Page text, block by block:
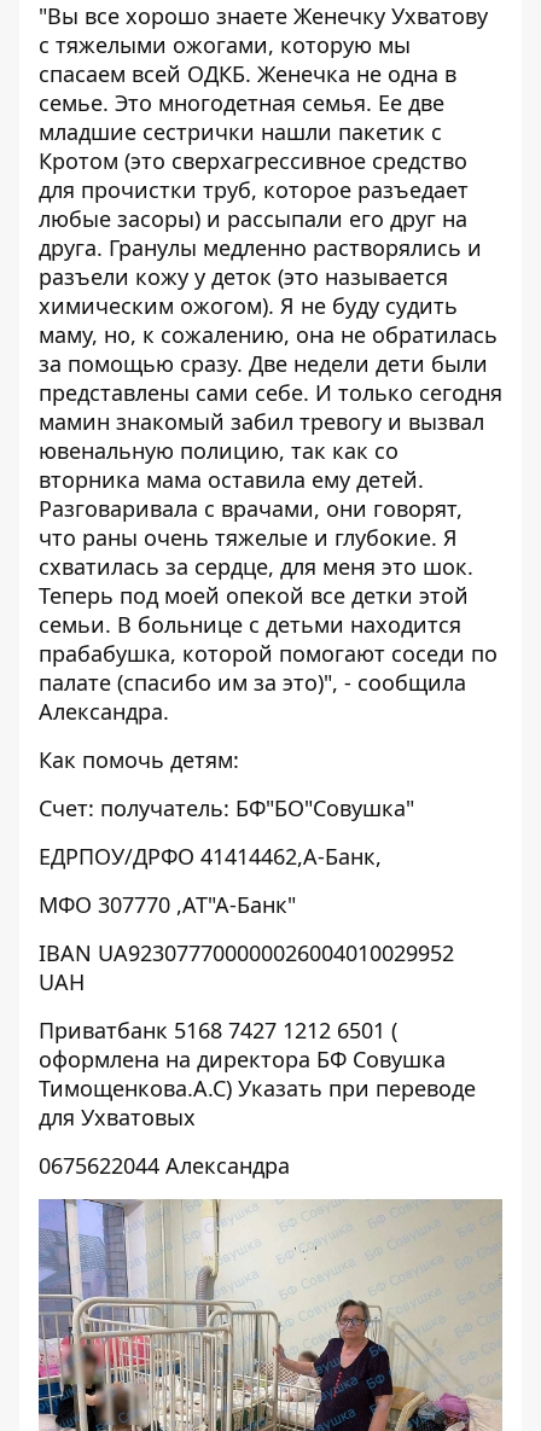
"Вы все хорошо знаете Женечку Ухватову
с тяжелыми ожогами, которую мы
спасаем всей ОДКБ. Женечка не одна в
семье. Это многодетная семья. Ее две
младшие сестрички нашли пакетик с
Кротом (это сверхагрессивное средство
для прочистки труб, которое разъедает
любые засоры) и рассыпали его друг на
друга. Гранулы медленно растворялись и
разъели кожу у деток (это называется
химическим ожогом). Я не буду судить
маму, но, к сожалению, она не обратилась
за помощью сразу. Две недели дети были
представлены сами себе. И только сегодня
мамин знакомый забил тревогу и вызвал
ювенальную полицию, так как со
вторника мама оставила ему детей.
Разговаривала с врачами, они говорят,
что раны очень тяжелые и глубокие. Я
схватилась за сердце, для меня это шок.
Теперь под моей опекой все детки этой
семьи. В больнице с детьми находится
прабабушка, которой помогают соседи по
палате (спасибо им за это)", - сообщила
Александра.
Как помочь детям:
Счет: получатель: БФ"БО"Совушка"
ЕДРПОУ/ДРФО 41414462,А-Банк,
МФО 307770 ,АТ"А-Банк"
IBAN UA923077700000026004010029952
UAH
Приватбанк 5168 7427 1212 6501 (
оформлена на директора БФ Совушка
Тимощенкова.А.С) Указать при переводе
для Ухватовых
0675622044 Александра